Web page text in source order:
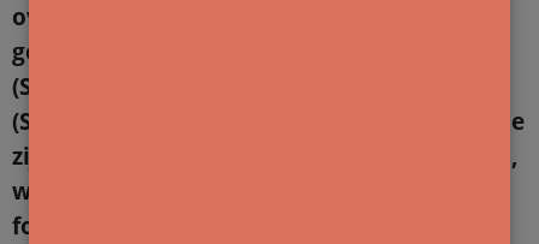
overzichtstentoonstelling in Nederland
gewijd aan het werk van Augusta Curiel
(Suriname, 1873-1937). Met haar zus Anna
(Suriname, 1875-1958) als assistent, beheerde
zij een succesvolle fotostudio in Paramaribo,
waarmee Curiel één van de belangrijkste
fotografen van Suriname werd. De